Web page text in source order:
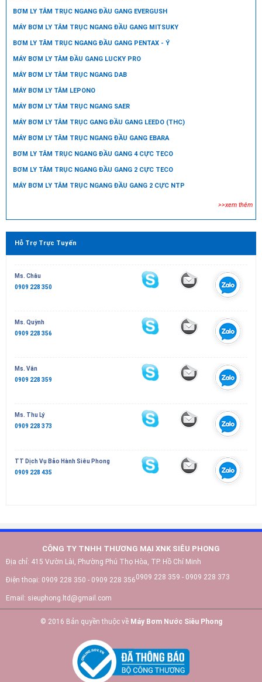
BƠM LY TÂM TRỤC NGANG ĐẦU GANG EVERGUSH
MÁY BƠM LY TÂM TRỤC NGANG ĐẦU GANG MITSUKY
BƠM LY TÂM TRỤC NGANG ĐẦU GANG PENTAX - Ý
MÁY BƠM LY TÂM ĐẦU GANG LUCKY PRO
MÁY BƠM LY TÂM TRỤC NGANG DAB
MÁY BƠM LY TÂM LEPONO
MÁY BƠM LY TÂM TRỤC NGANG SAER
MÁY BƠM LY TÂM TRỤC GANG ĐẦU GANG LEEDO (THC)
MÁY BƠM LY TÂM TRỤC NGANG ĐẦU GANG EBARA
BƠM LY TÂM TRỤC NGANG ĐẦU GANG 4 CỰC TECO
BƠM LY TÂM TRỤC NGANG ĐẦU GANG 2 CỰC TECO
MÁY BƠM LY TÂM TRỤC NGANG ĐẦU GANG 2 CỰC NTP
>>xem thêm
Hỗ Trợ Trực Tuyến
Ms. Châu
0909 228 350
Ms. Quỳnh
0909 228 356
Ms. Vân
0909 228 359
Ms. Thu Lý
0909 228 373
TT Dịch Vụ Bảo Hành Siêu Phong
0909 228 435
CÔNG TY TNHH THƯƠNG MẠI XNK SIÊU PHONG
Địa chỉ: 415 Vườn Lài, Phường Phú Thọ Hòa, TP. Hồ Chí Minh
Điện thoại: 0909 228 350 - 0909 228 3560909 228 359 - 0909 228 373
Email: sieuphong.ltd@gmail.com
© 2016 Bản quyền thuộc về Máy Bơm Nước Siêu Phong